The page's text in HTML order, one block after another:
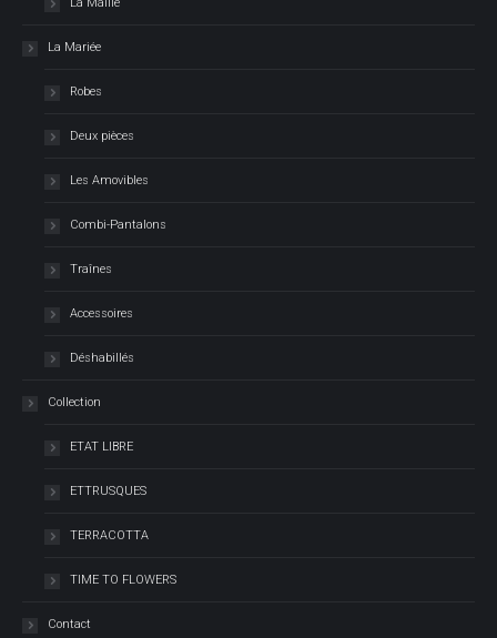
La Mariée
Robes
Deux pièces
Les Amovibles
Combi-Pantalons
Traînes
Accessoires
Déshabillés
Collection
ETAT LIBRE
ETTRUSQUES
TERRACOTTA
TIME TO FLOWERS
Contact